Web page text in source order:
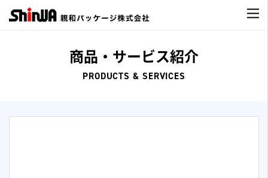
商品・サービス紹介
PRODUCTS & SERVICES